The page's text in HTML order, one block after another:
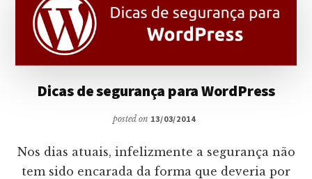
Dicas de segurança para WordPress
posted on 13/03/2014
Nos dias atuais, infelizmente a segurança não
tem sido encarada da forma que deveria por